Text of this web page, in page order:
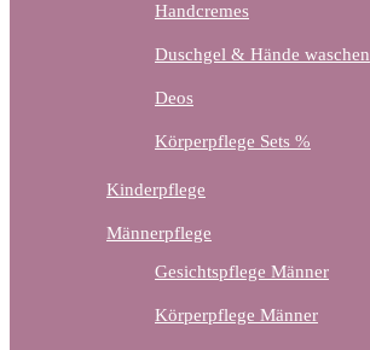
Handcremes
Duschgel & Hände waschen
Deos
Körperpflege Sets %
Kinderpflege
Männerpflege
Gesichtspflege Männer
Körperpflege Männer